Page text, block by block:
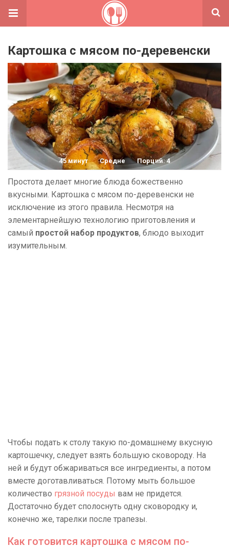
Картошка с мясом по-деревенски
45 минут Средне Порций: 4
Простота делает многие блюда божественно
вкусными. Картошка с мясом по-деревенски не
исключение из этого правила. Несмотря на
элементарнейшую технологию приготовления и
самый простой набор продуктов, блюдо выходит
изумительным.
Чтобы подать к столу такую по-домашнему вкусную
картошечку, следует взять большую сковороду. На
ней и будут обжариваться все ингредиенты, а потом
вместе доготавливаться. Потому мыть большое
количество грязной посуды вам не придется.
Достаточно будет сполоснуть одну сковородку и,
конечно же, тарелки после трапезы.
Как готовится картошка с мясом по-